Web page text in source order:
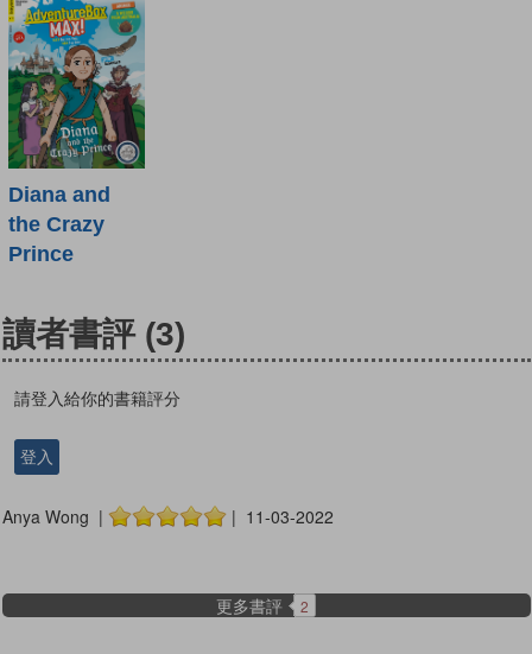
Diana and
the Crazy
Prince
讀者書評 (3)
請登入給你的書籍評分
登入
Anya Wong | | 11-03-2022
更多書評 2